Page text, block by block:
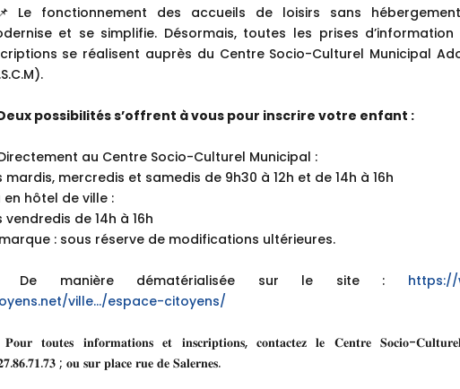
Le fonctionnement des accueils de loisirs sans hébergement
et se simplifie. Désormais, toutes les prises
se réalisent auprès du Centre Socio-Culturel Municipal
possibilités s’offrent à vous pour inscrire votre enfant :
au Centre Socio-Culturel Municipal :
mardis, mercredis et samedis de 9h30 à 12h et de 14h à 16h
en hôtel de ville :
vendredis de 14h à 16h
: sous réserve de modifications ultérieures.
De manière dématérialisée sur le site : https://
ville…/espace-citoyens/
𝐭𝐨𝐮𝐭𝐞𝐬 𝐢𝐧𝐟𝐨𝐫𝐦𝐚𝐭𝐢𝐨𝐧𝐬 𝐞𝐭 𝐢𝐧𝐬𝐜𝐫𝐢𝐩𝐭𝐢𝐨𝐧𝐬, 𝐜𝐨𝐧𝐭𝐚𝐜𝐭𝐞𝐳 𝐥𝐞 𝐂𝐞𝐧𝐭𝐫𝐞 𝐒𝐨𝐜𝐢𝐨-
; 𝐨𝐮 𝐬𝐮𝐫 𝐩𝐥𝐚𝐜𝐞 𝐫𝐮𝐞 𝐝𝐞 𝐒𝐚𝐥𝐞𝐫𝐧𝐞𝐬.